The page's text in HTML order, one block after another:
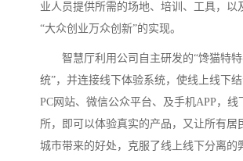
业人员提供所需的场地、培训、工具，以
“大众创业万众创新”的实现。
智慧厅利用公司自主研发的“馋猫特特
统”，并连接线下体验系统，使线上线下
PC网站、微信公众平台、及手机APP，线
所，即可以体验真实的产品，又让所有居
城市带来的好处，克服了线上线下分离的